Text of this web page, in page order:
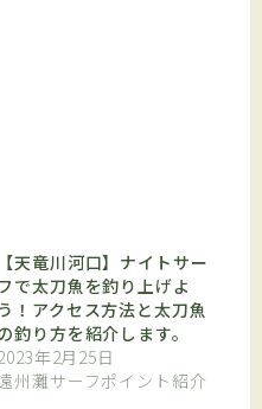
【天竜川河口】ナイトサー
フで太刀魚を釣り上げよ
う！アクセス方法と太刀魚
釣り方を紹介します。
年2月25日
州灘サーフポイント紹介